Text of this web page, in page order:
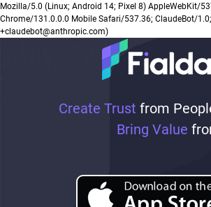
Create Trust from
Bring Value
Mozilla/5.0 (Linux; Android 14; Pixel 8) AppleWebKit/
Chrome/131.0.0.0 Mobile Safari/537.36; ClaudeBot/1.0;
+claudebot@anthropic.com)